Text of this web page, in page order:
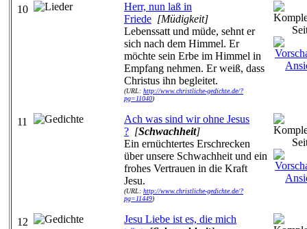
10
Herr, nun laß in
Friede [Müdigkeit]
Lebenssatt und müde, sehnt er
sich nach dem Himmel. Er
möchte sein Erbe im Himmel in
Empfang nehmen. Er weiß, dass
Christus ihn begleitet.
(URL: http://www.christliche-gedichte.de/?
pg=11040)
11
Ach was sind wir ohne Jesus
? [Schwachheit]
Ein ernüchtertes Erschrecken
über unsere Schwachheit und ein
frohes Vertrauen in die Kraft
Jesu.
(URL: http://www.christliche-gedichte.de/?
pg=11449)
12
Jesu Liebe ist es, die mich